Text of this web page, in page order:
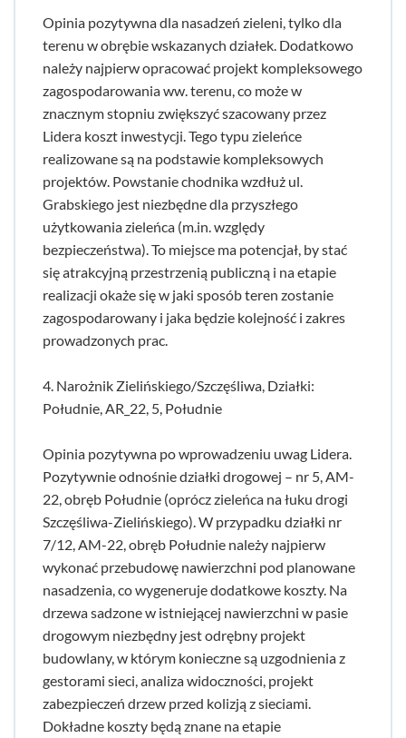
Opinia pozytywna dla nasadzeń zieleni, tylko dla
terenu w obrębie wskazanych działek. Dodatkowo
należy najpierw opracować projekt kompleksowego
zagospodarowania ww. terenu, co może w
znacznym stopniu zwiększyć szacowany przez
Lidera koszt inwestycji. Tego typu zieleńce
realizowane są na podstawie kompleksowych
projektów. Powstanie chodnika wzdłuż ul.
Grabskiego jest niezbędne dla przyszłego
użytkowania zieleńca (m.in. względy
bezpieczeństwa). To miejsce ma potencjał, by stać
się atrakcyjną przestrzenią publiczną i na etapie
realizacji okaże się w jaki sposób teren zostanie
zagospodarowany i jaka będzie kolejność i zakres
prowadzonych prac.
4. Narożnik Zielińskiego/Szczęśliwa, Działki:
Południe, AR_22, 5, Południe
Opinia pozytywna po wprowadzeniu uwag Lidera.
Pozytywnie odnośnie działki drogowej – nr 5, AM-
22, obręb Południe (oprócz zieleńca na łuku drogi
Szczęśliwa-Zielińskiego). W przypadku działki nr
7/12, AM-22, obręb Południe należy najpierw
wykonać przebudowę nawierzchni pod planowane
nasadzenia, co wygeneruje dodatkowe koszty. Na
drzewa sadzone w istniejącej nawierzchni w pasie
drogowym niezbędny jest odrębny projekt
budowlany, w którym konieczne są uzgodnienia z
gestorami sieci, analiza widoczności, projekt
zabezpieczeń drzew przed kolizją z sieciami.
Dokładne koszty będą znane na etapie